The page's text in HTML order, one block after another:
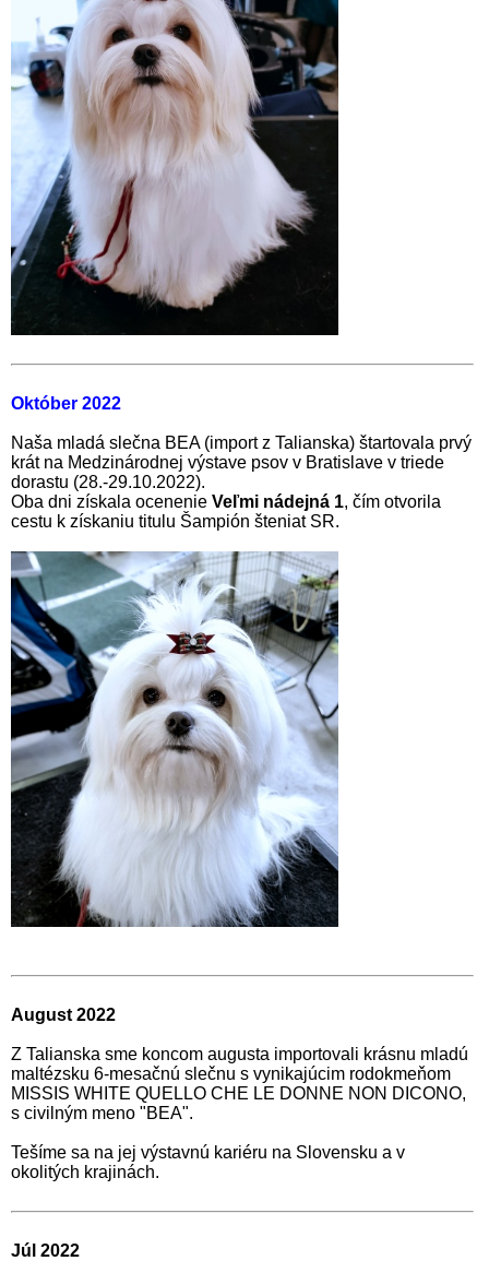
Október 2022
Naša mladá slečna BEA (import z Talianska) štartovala prvý
krát na Medzinárodnej výstave psov v Bratislave v triede
dorastu (28.-29.10.2022).
Oba dni získala ocenenie Veľmi nádejná 1, čím otvorila
cestu k získaniu titulu Šampión šteniat SR.
August 2022
Z Talianska sme koncom augusta importovali krásnu mladú
maltézsku 6-mesačnú slečnu s vynikajúcim rodokmeňom
MISSIS WHITE QUELLO CHE LE DONNE NON DICONO,
s civilným meno "BEA".
Tešíme sa na jej výstavnú kariéru na Slovensku a v
okolitých krajinách.
Júl 2022